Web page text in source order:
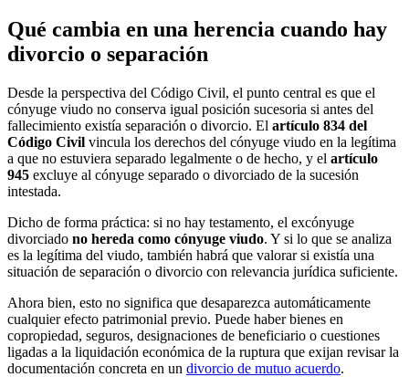
Qué cambia en una herencia cuando hay
divorcio o separación
Desde la perspectiva del Código Civil, el punto central es que el
cónyuge viudo no conserva igual posición sucesoria si antes del
fallecimiento existía separación o divorcio. El artículo 834 del
Código Civil vincula los derechos del cónyuge viudo en la legítima
a que no estuviera separado legalmente o de hecho, y el artículo
945 excluye al cónyuge separado o divorciado de la sucesión
intestada.
Dicho de forma práctica: si no hay testamento, el excónyuge
divorciado no hereda como cónyuge viudo. Y si lo que se analiza
es la legítima del viudo, también habrá que valorar si existía una
situación de separación o divorcio con relevancia jurídica suficiente.
Ahora bien, esto no significa que desaparezca automáticamente
cualquier efecto patrimonial previo. Puede haber bienes en
copropiedad, seguros, designaciones de beneficiario o cuestiones
ligadas a la liquidación económica de la ruptura que exijan revisar la
documentación concreta en un divorcio de mutuo acuerdo.